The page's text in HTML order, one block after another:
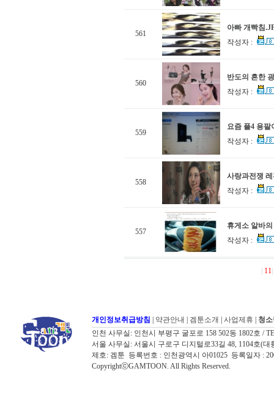
561
아빠 개빡침
작성자 :
560
반도의 흔한
작성자 :
559
요즘 플4 용팔
작성자 :
558
사랑과전쟁
작성자 :
557
휴게소 알바
작성자 :
11
개인정보취급방침 약관안내 겜툰소개 사업제휴
청
인천 사무실: 인천시 부평구 굴포로 158 502동 1802호 /
서울 사무실: 서울시 구로구 디지털로33길 48, 1104호(대
제호: 겜툰 등록번호 : 인천광역시 아01025 등록일자 :
CopyrightⓒGAMTOON. All Rights Reserved.